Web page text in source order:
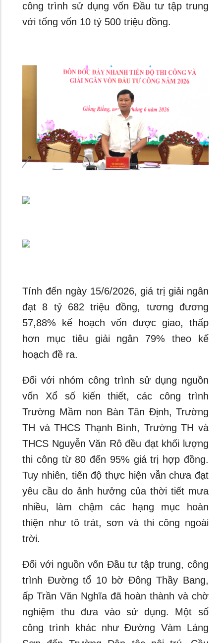
công trình sử dụng vốn Đầu tư tập trung
với tổng vốn 10 tỷ 500 triệu đồng.
Tính đến ngày 15/6/2026, giá trị giải ngân
đạt 8 tỷ 682 triệu đồng, tương đương
57,88% kế hoạch vốn được giao, thấp
hơn mục tiêu giải ngân 79% theo kế
hoạch đề ra.
Đối với nhóm công trình sử dụng nguồn
vốn Xổ số kiến thiết, các công trình
Trường Mầm non Bàn Tân Định, Trường
TH và THCS Thạnh Bình, Trường TH và
THCS Nguyễn Văn Rô đều đạt khối lượng
thi công từ 80 đến 95% giá trị hợp đồng.
Tuy nhiên, tiến độ thực hiện vẫn chưa đạt
yêu cầu do ảnh hưởng của thời tiết mưa
nhiều, làm chậm các hạng mục hoàn
thiện như tô trát, sơn và thi công ngoài
trời.
Đối với nguồn vốn Đầu tư tập trung, công
trình Đường tổ 10 bờ Đông Thầy Bang,
ấp Trần Văn Nghĩa đã hoàn thành và chờ
nghiệm thu đưa vào sử dụng. Một số
công trình khác như Đường Vàm Láng